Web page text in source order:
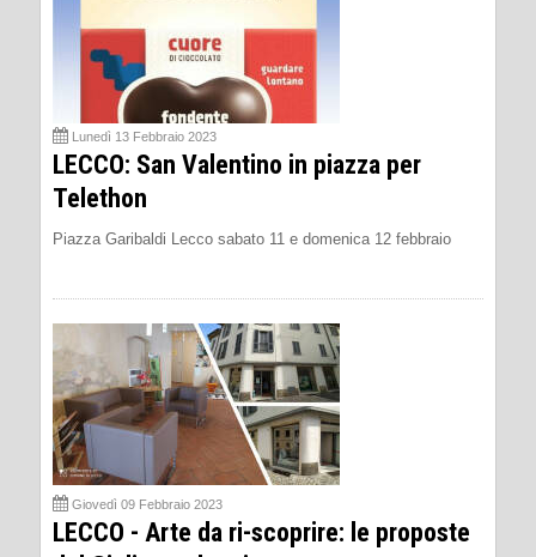
Lunedì 13 Febbraio 2023
LECCO: San Valentino in piazza per
Telethon
Piazza Garibaldi Lecco sabato 11 e domenica 12 febbraio
Giovedì 09 Febbraio 2023
LECCO - Arte da ri-scoprire: le proposte